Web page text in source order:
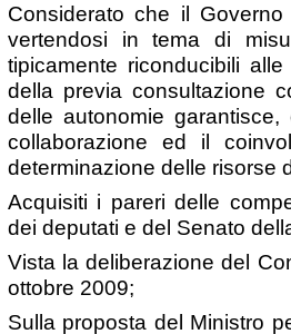
Considerato che il
vertendosi in tema di
tipicamente riconducibili
della previa consultazione
delle autonomie
collaborazione ed il
determinazione delle risorse
Acquisiti i pareri delle
dei deputati e del Senato
Vista la deliberazione del
ottobre 2009;
Sulla proposta del Ministro